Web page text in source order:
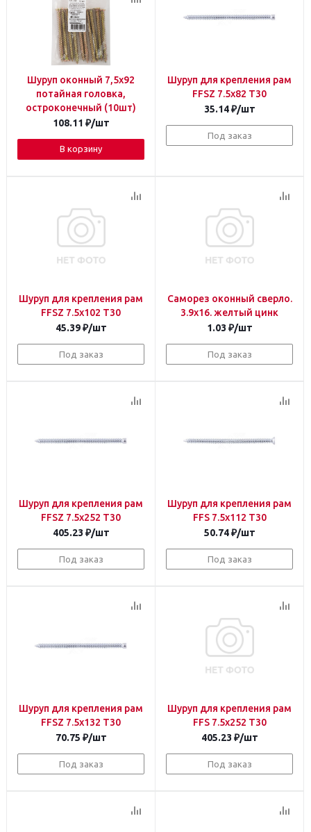
Шуруп оконный 7,5х92
потайная головка,
остроконечный (10шт)
108.11 ₽/шт
В корзину
Шуруп для крепления рам
FFSZ 7.5х82 T30
35.14₽/шт
Под заказ
Шуруп для крепления рам
FFSZ 7.5х102 T30
45.39₽/шт
Под заказ
Саморез оконный сверло.
3.9х16. желтый цинк
1.03 ₽/шт
Под заказ
Шуруп для крепления рам
FFSZ 7.5х252 T30
405.23 ₽/шт
Под заказ
Шуруп для крепления рам
FFS 7.5х112 T30
50.74₽/шт
Под заказ
Шуруп для крепления рам
FFSZ 7.5х132 T30
70.75 ₽/шт
Под заказ
Шуруп для крепления рам
FFS 7.5х252 T30
405.23 ₽/шт
Под заказ